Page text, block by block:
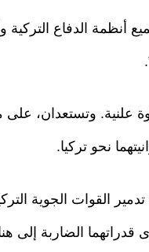
أنظمة الدفاع
علنية. وتستعدان،
نحو تركيا.
القوات الجوية
الضاربة إلى